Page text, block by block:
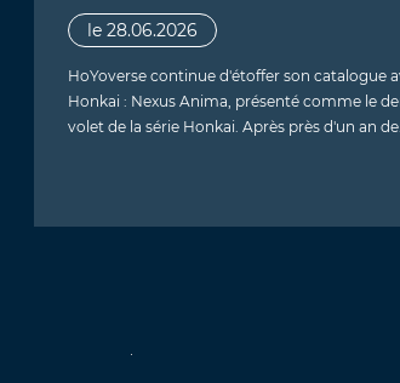
le 28.06.2026
HoYoverse continue d'étoffer son catalogue
Honkai : Nexus Anima, présenté comme le
volet de la série Honkai. Après près d'un an de…